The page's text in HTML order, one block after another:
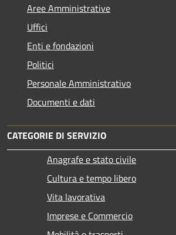
Aree Amministrative
Uffici
Enti e fondazioni
Politici
Personale Amministrativo
Documenti e dati
CATEGORIE DI SERVIZIO
Anagrafe e stato civile
Cultura e tempo libero
Vita lavorativa
Imprese e Commercio